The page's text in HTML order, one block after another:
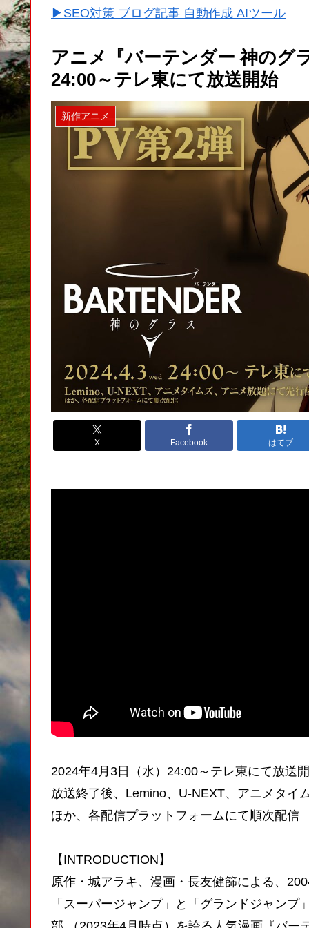
▶SEO対策 ブログ記事 自動作成 AIツール
アニメ『バーテンダー 神のグ
24:00～テレ東にて放送開始
新作アニメ
X Facebook はてブ
2024年4月3日（水）24:00～テレ東にて放送
放送終了後、Lemino、U-NEXT、アニメタイ
ほか、各配信プラットフォームにて順次配信
【INTRODUCTION】
原作・城アラキ、漫画・長友健篩による、
「スーパージャンプ」と「グランドジャン